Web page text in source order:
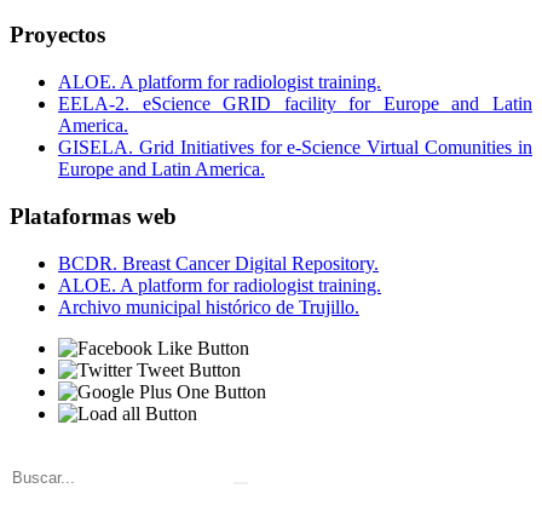
Proyectos
ALOE. A platform for radiologist training.
EELA-2. eScience GRID facility for Europe and Latin
America.
GISELA. Grid Initiatives for e-Science Virtual Comunities in
Europe and Latin America.
Plataformas web
BCDR. Breast Cancer Digital Repository.
ALOE. A platform for radiologist training.
Archivo municipal histórico de Trujillo.